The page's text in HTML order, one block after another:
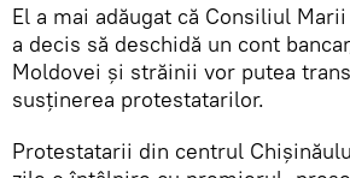
El a mai adăugat că Consiliul
a decis să deschidă un cont
Moldovei și străinii vor putea
susținerea protestatarilor.
Protestatarii din centrul